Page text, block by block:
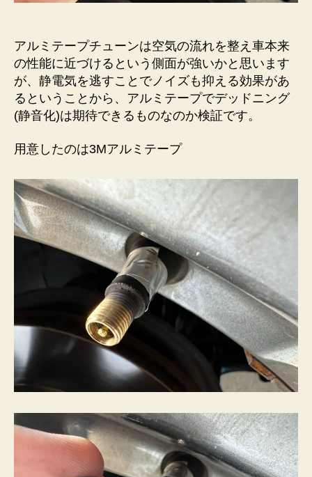
の
アルミテープチューンは空気の流れを整え車本来
の性能に近づけるという側面が強いかと思います
が、静電気を逃すことでノイズも抑える効果があ
るということから、アルミテープでデッドニング
(静音化)は期待できるものなのか検証です。
用意したのは3Mアルミテープ